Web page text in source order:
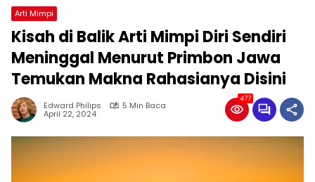
Arti Mimpi
Kisah di Balik Arti Mimpi Diri Sendiri
Meninggal Menurut Primbon Jawa
Temukan Makna Rahasianya Disini
Edward Philips 5 Min Baca
April 22, 2024
477